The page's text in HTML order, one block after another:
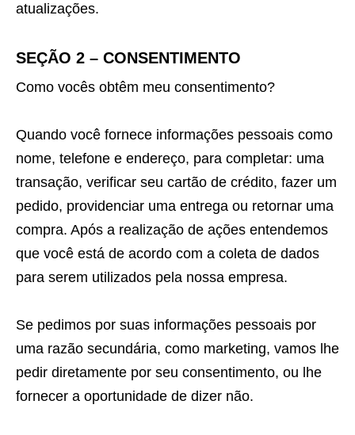
atualizações.
SEÇÃO 2 – CONSENTIMENTO
Como vocês obtêm meu consentimento?
Quando você fornece informações pessoais como
nome, telefone e endereço, para completar: uma
transação, verificar seu cartão de crédito, fazer um
pedido, providenciar uma entrega ou retornar uma
compra. Após a realização de ações entendemos
que você está de acordo com a coleta de dados
para serem utilizados pela nossa empresa.
Se pedimos por suas informações pessoais por
uma razão secundária, como marketing, vamos lhe
pedir diretamente por seu consentimento, ou lhe
fornecer a oportunidade de dizer não.